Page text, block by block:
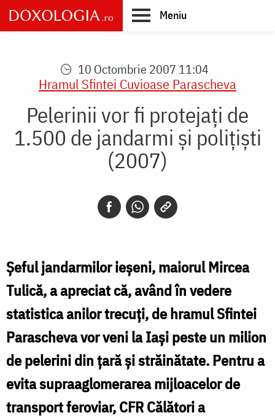
Skip
to
main
Meniu
10 Octombrie 2007 11:04
Hramul Sfintei Cuvioase Parascheva
Pelerinii vor fi protejaţi de
1.500 de jandarmi şi poliţişti
(2007)
Şeful jandarmilor ieşeni, maiorul Mircea
Tulică, a apreciat că, având în vedere
statistica anilor trecuţi, de hramul Sfintei
Parascheva vor veni la Iaşi peste un milion
de pelerini din ţară şi străinătate. Pentru a
evita supraaglomerarea mijloacelor de
transport feroviar, CFR Călători a